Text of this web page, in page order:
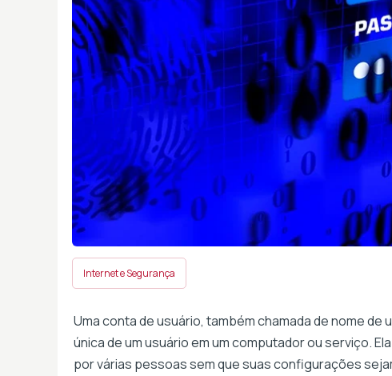
Internet e Segurança
Uma conta de usuário, também chamada de nome
única de um usuário em um computador ou serviço.
por várias pessoas sem que suas configurações